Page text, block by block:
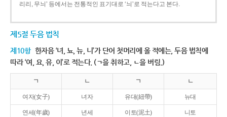
리리, 무늬’ 등에서는 전통적인 표기대로 ‘늬’로 적는다고 본다.
제5절 두음 법칙
제10항 한자음 ‘녀, 뇨, 뉴, 니’가 단어 첫머리에 올 적에는, 두음 법칙에
따라 ‘여, 요, 유, 이’로 적는다. (ㄱ을 취하고, ㄴ을 버림.)
ㄱ ㄴ ㄱ ㄴ
여자(女子) 녀자 유대(紐帶) 뉴대
연세(年歲) 년세 이토(泥土) 니토